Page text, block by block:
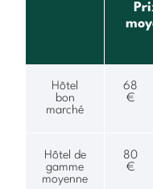
Hôtel
bon
marché
68
€
Hôtel de
gamme
moyenne
80
€